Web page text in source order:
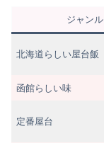
ジャンル
北海道らしい屋台飯
函館らしい味
定番屋台